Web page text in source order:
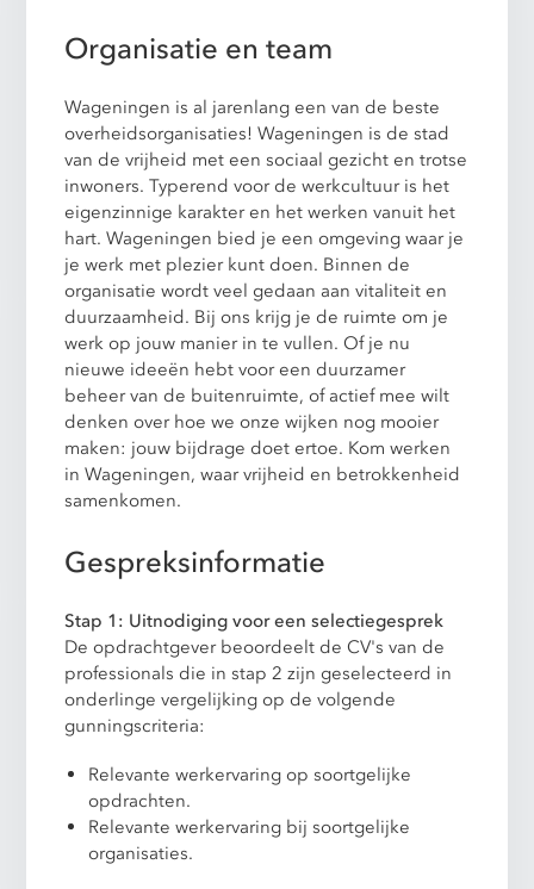
Organisatie en team
Wageningen is al jarenlang een van de beste
overheidsorganisaties! Wageningen is de stad
van de vrijheid met een sociaal gezicht en trotse
inwoners. Typerend voor de werkcultuur is het
eigenzinnige karakter en het werken vanuit het
hart. Wageningen bied je een omgeving waar je
je werk met plezier kunt doen. Binnen de
organisatie wordt veel gedaan aan vitaliteit en
duurzaamheid. Bij ons krijg je de ruimte om je
werk op jouw manier in te vullen. Of je nu
nieuwe ideeën hebt voor een duurzamer
beheer van de buitenruimte, of actief mee wilt
denken over hoe we onze wijken nog mooier
maken: jouw bijdrage doet ertoe. Kom werken
in Wageningen, waar vrijheid en betrokkenheid
samenkomen.
Gespreksinformatie
Stap 1: Uitnodiging voor een selectiegesprek
De opdrachtgever beoordeelt de CV's van de
professionals die in stap 2 zijn geselecteerd in
onderlinge vergelijking op de volgende
gunningscriteria:
Relevante werkervaring op soortgelijke
opdrachten.
Relevante werkervaring bij soortgelijke
organisaties.